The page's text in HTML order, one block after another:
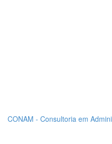
CONAM - Consultoria em